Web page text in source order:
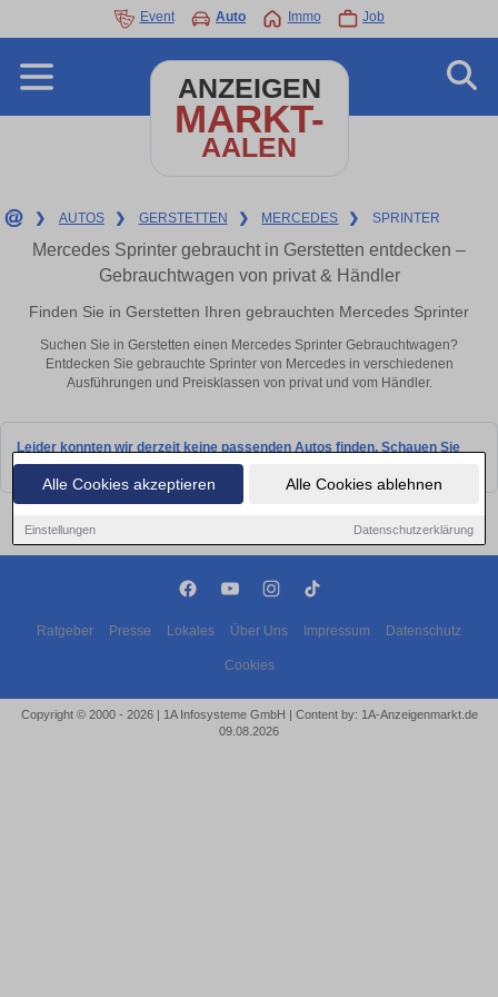
Alle Cookies akzeptieren Alle Cookies ablehnen
Einstellungen Datenschutzerklärung
Event Auto Immo Job
ANZEIGEN
MARKT-
AALEN
❯ AUTOS ❯ GERSTETTEN ❯ MERCEDES ❯ SPRINTER
Mercedes Sprinter gebraucht in Gerstetten entdecken –
Gebrauchtwagen von privat & Händler
Finden Sie in Gerstetten Ihren gebrauchten Mercedes Sprinter
Suchen Sie in Gerstetten einen Mercedes Sprinter Gebrauchtwagen?
Entdecken Sie gebrauchte Sprinter von Mercedes in verschiedenen
Ausführungen und Preisklassen von privat und vom Händler.
Leider konnten wir derzeit keine passenden Autos finden. Schauen Sie
bald wieder vorbei!
Ratgeber Presse Lokales Über Uns Impressum Datenschutz
Cookies
Copyright © 2000 - 2026 | 1A Infosysteme GmbH | Content by: 1A-Anzeigenmarkt.de
09.08.2026